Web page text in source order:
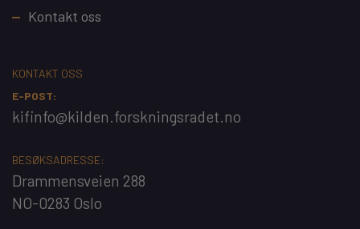
Kontakt oss
KONTAKT OSS
E-POST:
kifinfo@kilden.forskningsradet.no
BESØKSADRESSE:
Drammensveien 288
NO-0283 Oslo